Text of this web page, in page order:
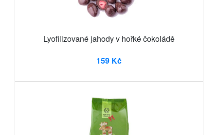
Lyofilizované jahody v hořké čokoládě
159 Kč